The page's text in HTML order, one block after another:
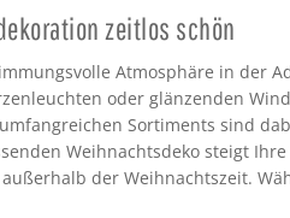
zeitlos schön
Atmosphäre in der
oder glänzenden
Sortiments sind
Weihnachtsdeko steigt
der Weihnachtszeit.